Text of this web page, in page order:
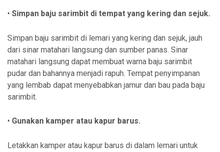
• Simpan baju sarimbit di tempat yang kering dan sejuk.
Simpan baju sarimbit di lemari yang kering dan sejuk, jauh
dari sinar matahari langsung dan sumber panas. Sinar
matahari langsung dapat membuat warna baju sarimbit
pudar dan bahannya menjadi rapuh. Tempat penyimpanan
yang lembab dapat menyebabkan jamur dan bau pada baju
sarimbit.
• Gunakan kamper atau kapur barus.
Letakkan kamper atau kapur barus di dalam lemari untuk